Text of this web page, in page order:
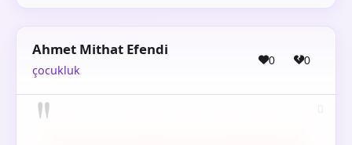
Ahmet Mithat Efendi
çocukluk
0 0